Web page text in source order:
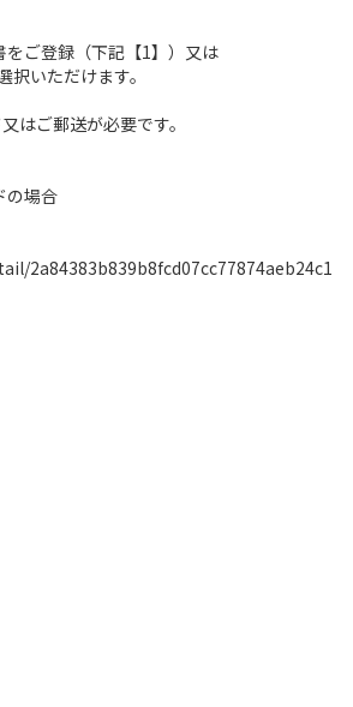
ご登録（下記【1】）又は
いただけます。
はご郵送が必要です。
の場合
2a84383b839b8fcd07cc77874aeb24c1